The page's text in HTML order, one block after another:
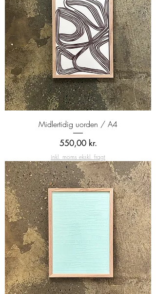
Midlertidig uorden / A4
Pris
550,00 kr.
inkl. moms ekskl. fragt